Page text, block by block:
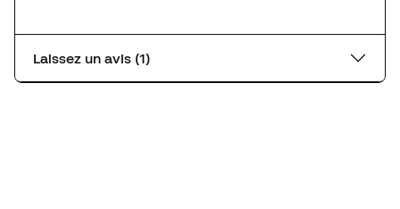
Laissez un avis (1)